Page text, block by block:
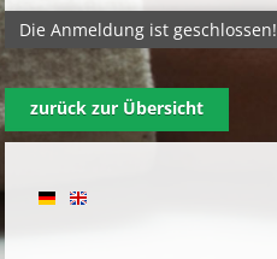
Die Anmeldung ist geschlossen!
zurück zur Übersicht